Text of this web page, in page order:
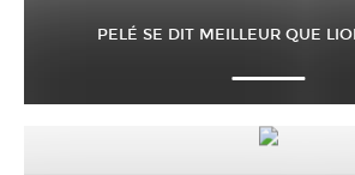
PELÉ SE DIT MEILLEUR QUE